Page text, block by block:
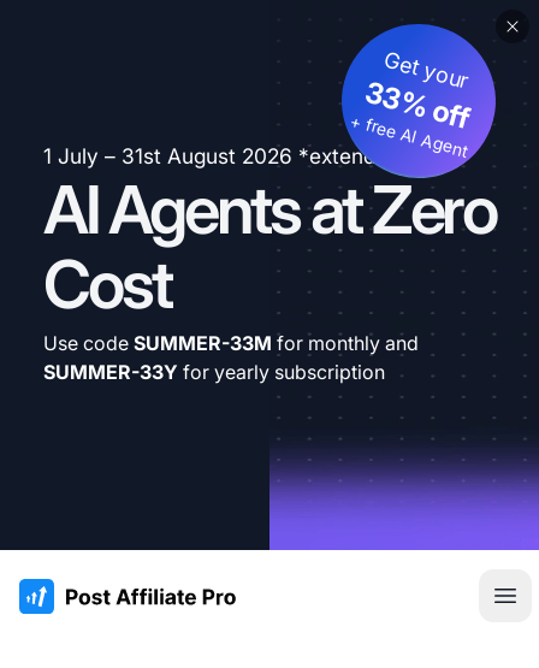
1 July – 31st August 2026 *extended
AI Agents at Zero
Cost
Get your
33% off
+ free AI Agent
Use code SUMMER-33M for monthly and
SUMMER-33Y for yearly subscription
:site.title